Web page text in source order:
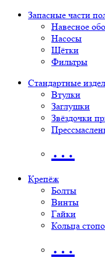
Запасные части
Навесное
Насосы
Щётки
Фильтры
Стандартные
Втулки
Заглушки
Звёздочки
…
Крепёж
Болты
Винты
Гайки
Кольца
…